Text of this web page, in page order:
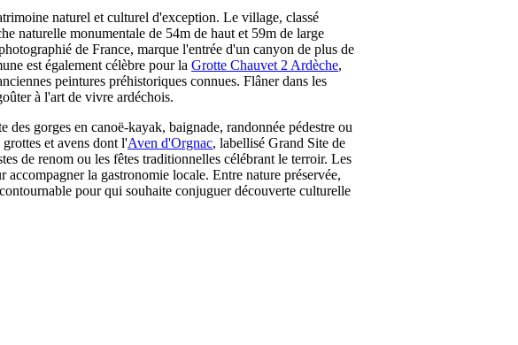
naturel et culturel d'exception. Le village, classé
naturelle monumentale de 54m de haut et 59m de large
de France, marque l'entrée d'un canyon de plus de
est également célèbre pour la Grotte Chauvet 2 Ardèche,
peintures préhistoriques connues. Flâner dans les
à l'art de vivre ardéchois.
des gorges en canoë-kayak, baignade, randonnée pédestre ou
et avens dont l'Aven d'Orgnac, labellisé Grand Site de
de renom ou les fêtes traditionnelles célébrant le terroir. Les
la gastronomie locale. Entre nature préservée,
pour qui souhaite conjuguer découverte culturelle